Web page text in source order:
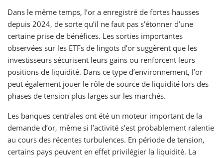
Dans le même temps, l’or a enregistré de fortes hausses
depuis 2024, de sorte qu’il ne faut pas s’étonner d’une
certaine prise de bénéfices. Les sorties importantes
observées sur les ETFs de lingots d’or suggèrent que les
investisseurs sécurisent leurs gains ou renforcent leurs
positions de liquidité. Dans ce type d’environnement, l’or
peut également jouer le rôle de source de liquidité lors des
phases de tension plus larges sur les marchés.
Les banques centrales ont été un moteur important de la
demande d’or, même si l’activité s’est probablement ralentie
au cours des récentes turbulences. En période de tension,
certains pays peuvent en effet privilégier la liquidité. La